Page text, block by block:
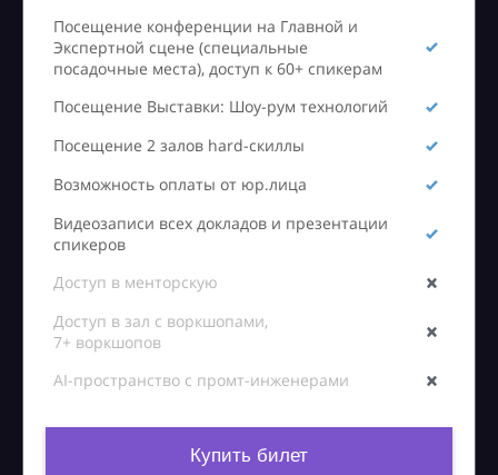
Посещение конференции на Главной и
Экспертной сцене (специальные
посадочные места), доступ к 60+ спикерам
Посещение Выставки: Шоу-рум технологий
Посещение 2 залов hard-скиллы
Возможность оплаты от юр.лица
Видеозаписи всех докладов и презентации
спикеров
Доступ в менторскую
Доступ в зал с воркшопами,
7+ воркшопов
AI-пространство с промт-инженерами
Купить билет